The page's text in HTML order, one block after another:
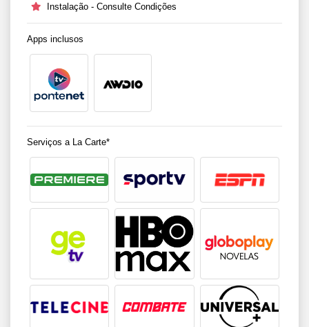
Instalação - Consulte Condições
Apps inclusos
Serviços a La Carte*